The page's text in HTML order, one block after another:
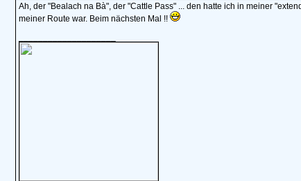
Ah, der "Bealach na Bà", der "Cattle Pass" ... den hatte ich in meiner
meiner Route war. Beim nächsten Mal !!